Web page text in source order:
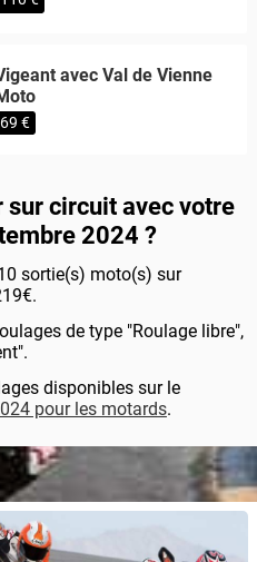
avec Val de Vienne
69 €
sur circuit avec votre
2024 ?
sortie(s) moto(s) sur
de type "Roulage libre",
disponibles sur le
pour les motards.